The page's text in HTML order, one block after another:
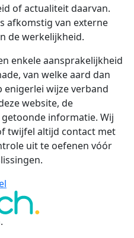
of actualiteit daarvan.
afkomstig van externe
de werkelijkheid.
enkele aansprakelijkheid
van welke aard dan
wijze verband
website, de
informatie. Wij
twijfel altijd contact met
uit te oefenen vóór
.